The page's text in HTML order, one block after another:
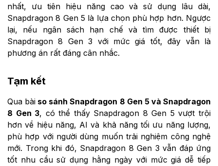
nhất, ưu tiên hiệu năng cao và sử dụng lâu dài,
Snapdragon 8 Gen 5 là lựa chọn phù hợp hơn. Ngược
lại, nếu ngân sách hạn chế và tìm được thiết bị
Snapdragon 8 Gen 3 với mức giá tốt, đây vẫn là
phương án rất đáng cân nhắc.
Tạm kết
Qua bài so sánh Snapdragon 8 Gen 5 và Snapdragon
8 Gen 3, có thể thấy Snapdragon 8 Gen 5 vượt trội
hơn về hiệu năng, AI và khả năng tối ưu năng lượng,
phù hợp với người dùng muốn trải nghiệm công nghệ
mới. Trong khi đó, Snapdragon 8 Gen 3 vẫn đáp ứng
tốt nhu cầu sử dụng hằng ngày với mức giá dễ tiếp